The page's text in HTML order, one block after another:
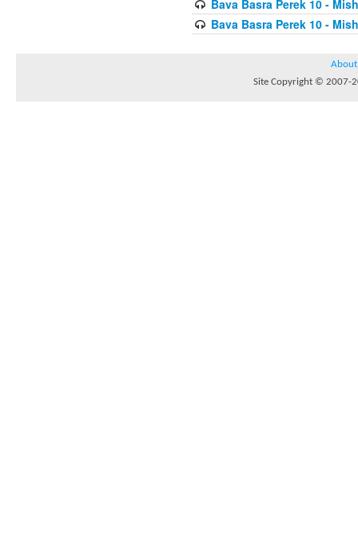
Bava Basra Perek 10 -
Bava Basra Perek 10 -
About
Site Copyright © 2007-